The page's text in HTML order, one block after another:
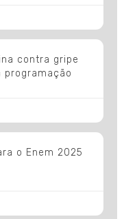
contra gripe
o Enem 2025